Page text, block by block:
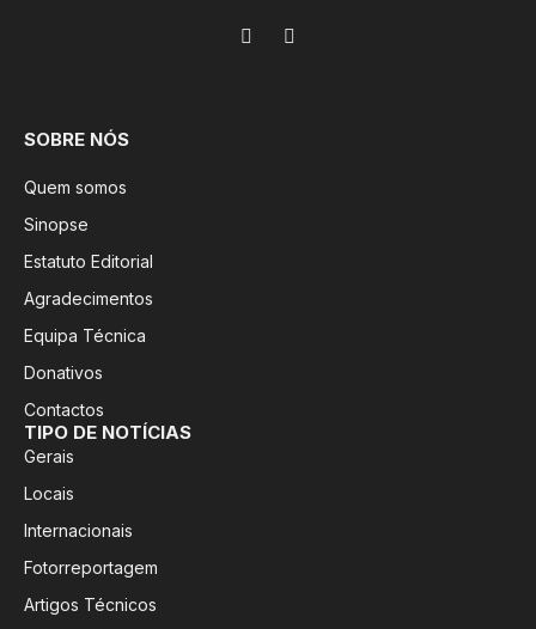
FacebookInstagram
SOBRE NÓS
Quem somos
Sinopse
Estatuto Editorial
Agradecimentos
Equipa Técnica
Donativos
Contactos
TIPO DE NOTÍCIAS
Gerais
Locais
Internacionais
Fotorreportagem
Artigos Técnicos